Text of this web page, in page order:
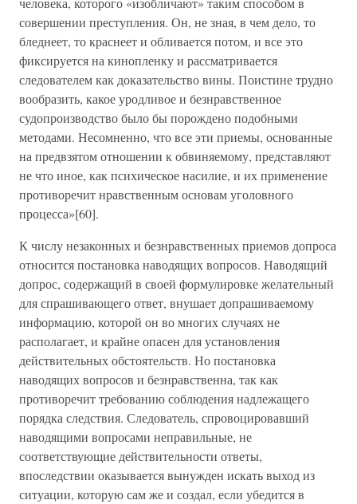
совершении преступления. Он, не зная, в чем дело, то
бледнеет, то краснеет и обливается потом, и все это
фиксируется на кинопленку и рассматривается
следователем как доказательство вины. Поистине трудно
вообразить, какое уродливое и безнравственное
судопроизводство было бы порождено подобными
методами. Несомненно, что все эти приемы, основанные
на предвзятом отношении к обвиняемому, представляют
не что иное, как психическое насилие, и их применение
противоречит нравственным основам уголовного
процесса»[60].
К числу незаконных и безнравственных приемов допроса
относится постановка наводящих вопросов. Наводящий
допрос, содержащий в своей формулировке желательный
для спрашивающего ответ, внушает допрашиваемому
информацию, которой он во многих случаях не
располагает, и крайне опасен для установления
действительных обстоятельств. Но постановка
наводящих вопросов и безнравственна, так как
противоречит требованию соблюдения надлежащего
порядка следствия. Следователь, спровоцировавший
наводящими вопросами неправильные, не
соответствующие действительности ответы,
впоследствии оказывается вынужден искать выход из
ситуации, которую сам же и создал, если убедится в